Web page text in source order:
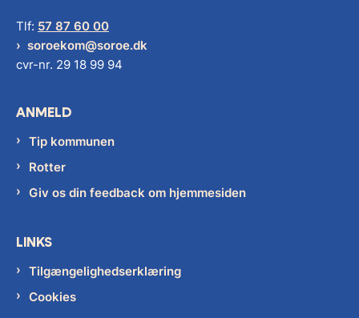
Tlf: 57 87 60 00
soroekom@soroe.dk
cvr-nr. 29 18 99 94
ANMELD
Tip kommunen
Rotter
Giv os din feedback om hjemmesiden
LINKS
Tilgængelighedserklæring
Cookies